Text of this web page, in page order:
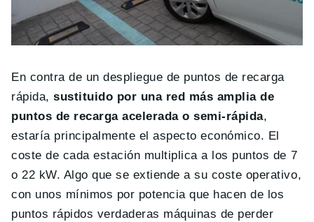
En contra de un despliegue de puntos de recarga
rápida,sustituido por una red más amplia de
puntos de recarga acelerada o semi-rápida,
estaría principalmente el aspecto económico. El
coste de cada estación multiplica a los puntos de 7
o 22 kW. Algo que se extiende a su coste operativo,
con unos mínimos por potencia que hacen de los
puntos rápidos verdaderas máquinas de perder